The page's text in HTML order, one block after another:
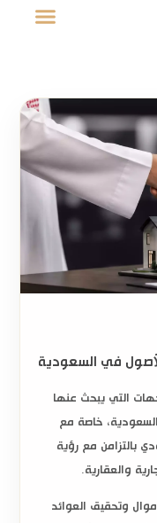
في السعودية
التي يبحث عنها
السعودية، خاصة مع
بالتزامن مع رؤية
وتحقيق العوائد